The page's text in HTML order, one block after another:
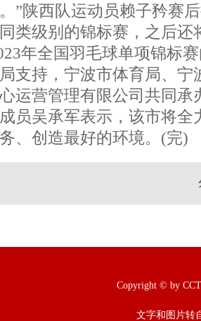
”陕西队运动员赖子矜赛
类级别的锦标赛，之后还
全国羽毛球单项锦标赛
支持，宁波市体育局、宁
心运营管理有限公司共
员吴承军表示，该市将全
、创造最好的环境。(完)
Copyright © by
文字和图片转